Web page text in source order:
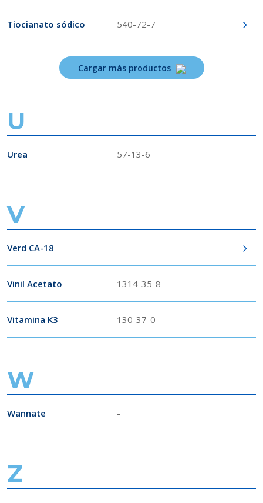
Tiocianato sódico 540-72-7
Cargar más productos
U
Urea 57-13-6
V
Verd CA-18
Vinil Acetato 1314-35-8
Vitamina K3 130-37-0
W
Wannate -
Z